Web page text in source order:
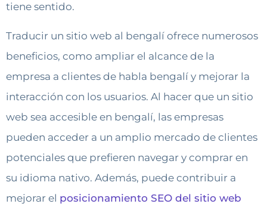
tiene sentido.
Traducir un sitio web al bengalí ofrece numerosos
beneficios, como ampliar el alcance de la
empresa a clientes de habla bengalí y mejorar la
interacción con los usuarios. Al hacer que un sitio
web sea accesible en bengalí, las empresas
pueden acceder a un amplio mercado de clientes
potenciales que prefieren navegar y comprar en
su idioma nativo. Además, puede contribuir a
mejorar el posicionamiento SEO del sitio web